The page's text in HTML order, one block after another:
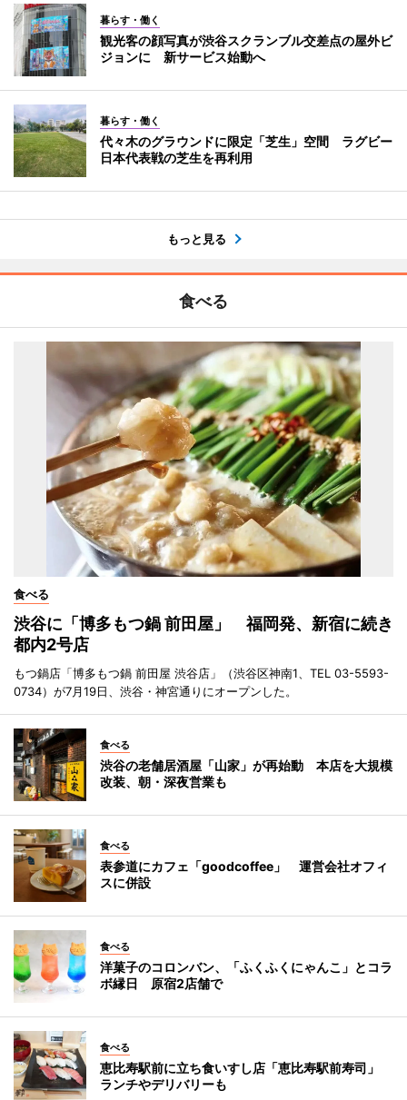
暮らす・働く
観光客の顔写真が渋谷スクランブル交差点の屋外ビ
ジョンに 新サービス始動へ
暮らす・働く
代々木のグラウンドに限定「芝生」空間 ラグビー
日本代表戦の芝生を再利用
もっと見る
食べる
食べる
渋谷に「博多もつ鍋 前田屋」 福岡発、新宿に続き
都内2号店
もつ鍋店「博多もつ鍋 前田屋 渋谷店」（渋谷区神南1、TEL 03-5593-
0734）が7月19日、渋谷・神宮通りにオープンした。
食べる
渋谷の老舗居酒屋「山家」が再始動 本店を大規模
改装、朝・深夜営業も
食べる
表参道にカフェ「goodcoffee」 運営会社オフィ
スに併設
食べる
洋菓子のコロンバン、「ふくふくにゃんこ」とコラ
ボ縁日 原宿2店舗で
食べる
恵比寿駅前に立ち食いすし店「恵比寿駅前寿司」
ランチやデリバリーも